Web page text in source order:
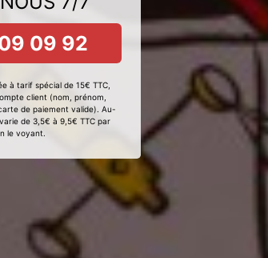
09 92
à tarif spécial de 15€ TTC,
client (nom, prénom,
de paiement valide). Au-
de 3,5€ à 9,5€ TTC par
le voyant.